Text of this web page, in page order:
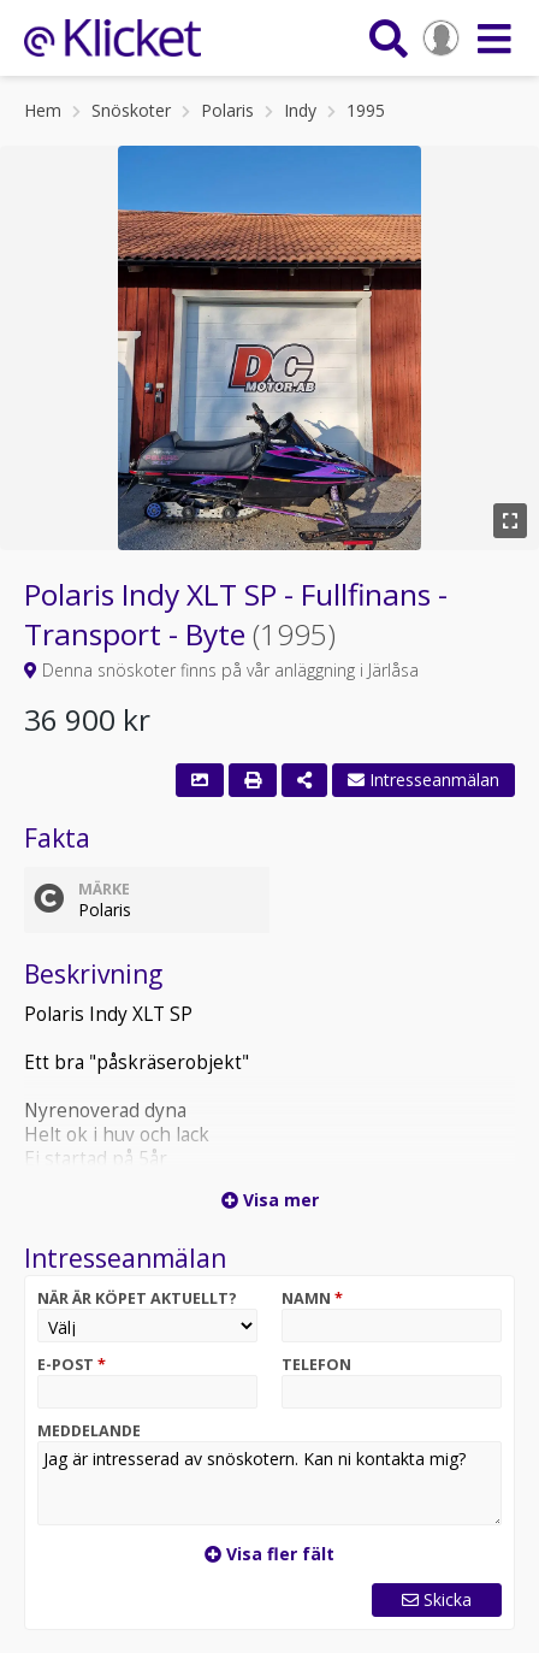
Hem Snöskoter Polaris Indy 1995
Polaris Indy XLT SP - Fullfinans -
Transport - Byte (1995)
Denna snöskoter finns på vår anläggning i Järlåsa
36 900 kr
Fakta
MÄRKE
Polaris
Beskrivning
Polaris Indy XLT SP
Ett bra "påskräserobjekt"
Nyrenoverad dyna
Helt ok i huv och lack
Ej startad på 5år
Transport över hela landet
Vi tar även inbyte
Visa mer
Intresseanmälan
NÄR ÄR KÖPET AKTUELLT? NAMN *
E-POST * TELEFON
MEDDELANDE
Visa fler fält
Skicka